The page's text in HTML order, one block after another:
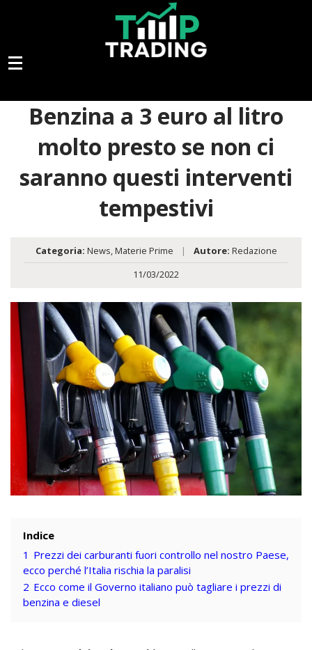
Benzina a 3 euro al litro
molto presto se non ci
saranno questi interventi
tempestivi
Categoria: News,Materie Prime | Autore: Redazione
11/03/2022
Indice
1 Prezzi dei carburanti fuori controllo nel nostro Paese,
ecco perché l’Italia rischia la paralisi
2 Ecco come il Governo italiano può tagliare i prezzi di
benzina e diesel